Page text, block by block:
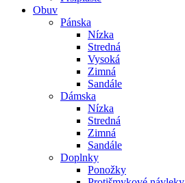
Obuv
Pánska
Nízka
Stredná
Vysoká
Zimná
Sandále
Dámska
Nízka
Stredná
Zimná
Sandále
Doplnky
Ponožky